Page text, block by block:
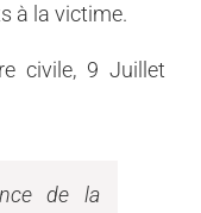
à la victime.
civile, 9 Juillet
de la